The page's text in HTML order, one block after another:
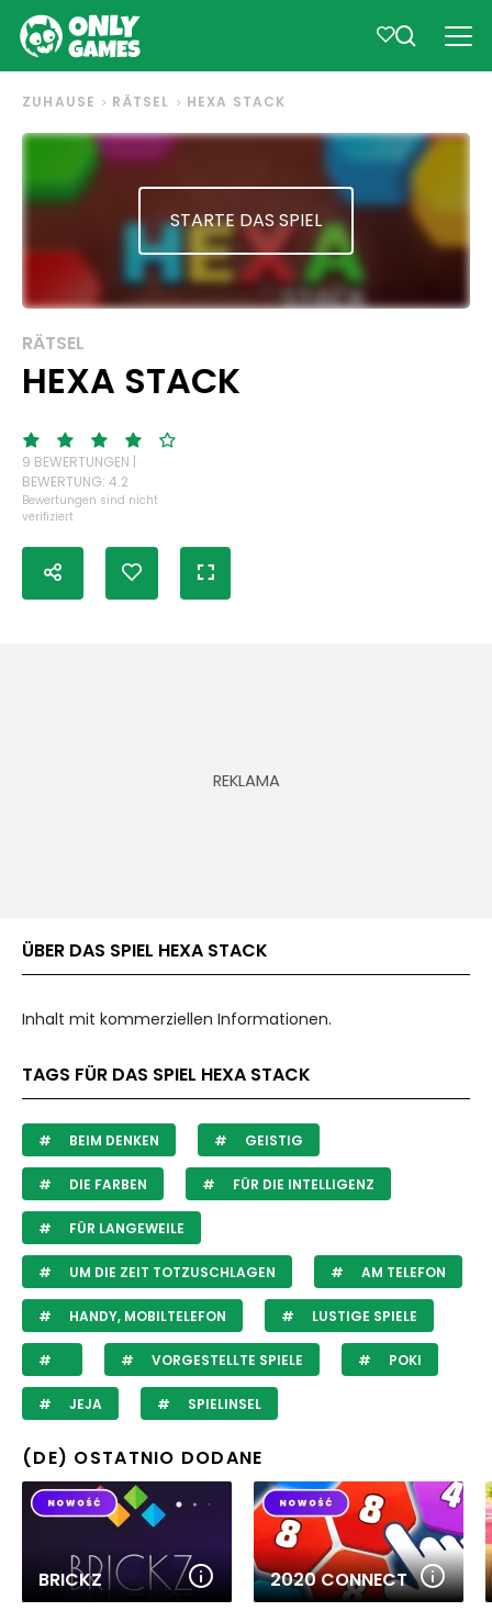
ZUHAUSE RÄTSEL HEXA STACK
STARTE DAS SPIEL
RÄTSEL
HEXA STACK
9 BEWERTUNGEN |
BEWERTUNG: 4.2
Bewertungen sind nicht
verifiziert
ÜBER DAS SPIEL HEXA STACK
Inhalt mit kommerziellen Informationen.
TAGS FÜR DAS SPIEL HEXA STACK
BEIM DENKEN GEISTIG
DIE FARBEN FÜR DIE INTELLIGENZ
FÜR LANGEWEILE
UM DIE ZEIT TOTZUSCHLAGEN AM TELEFON
HANDY, MOBILTELEFON LUSTIGE SPIELE
VORGESTELLTE SPIELE POKI
JEJA SPIELINSEL
(DE) OSTATNIO DODANE
BRICKZ 2020 CONNECT